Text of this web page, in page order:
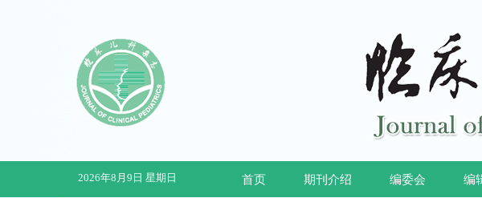
2026年8月9日 星期日 首页 期刊介绍 编委会 编